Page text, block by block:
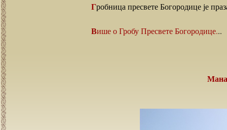
Гробница пресвете Богородице је
Више о Гробу Пресвете Богородице...